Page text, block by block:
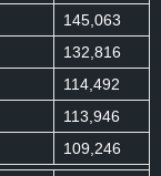
145,063
132,816
114,492
113,946
109,246